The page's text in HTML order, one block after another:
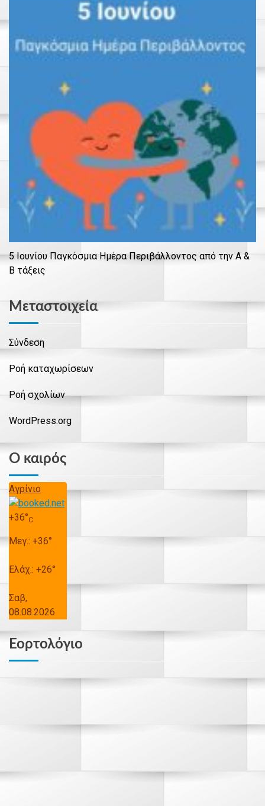
5 Ιουνίου Παγκόσμια Ημέρα Περιβάλλοντος από την Α &
Β τάξεις
Μεταστοιχεία
Σύνδεση
Ροή καταχωρίσεων
Ροή σχολίων
WordPress.org
Ο καιρός
Αγρίνιο
+36°C
Μεγ.: +36°
Ελάχ.: +26°
Σαβ,
08.08.2026
Εορτολόγιο